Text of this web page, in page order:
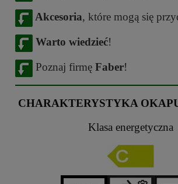
Akcesoria, które mogą się
Warto wiedzieć!
Poznaj firmę Faber!
CHARAKTERYSTYKA
Klasa energetyczna